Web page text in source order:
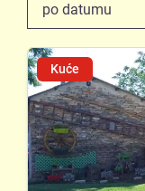
po datumu
Kuće